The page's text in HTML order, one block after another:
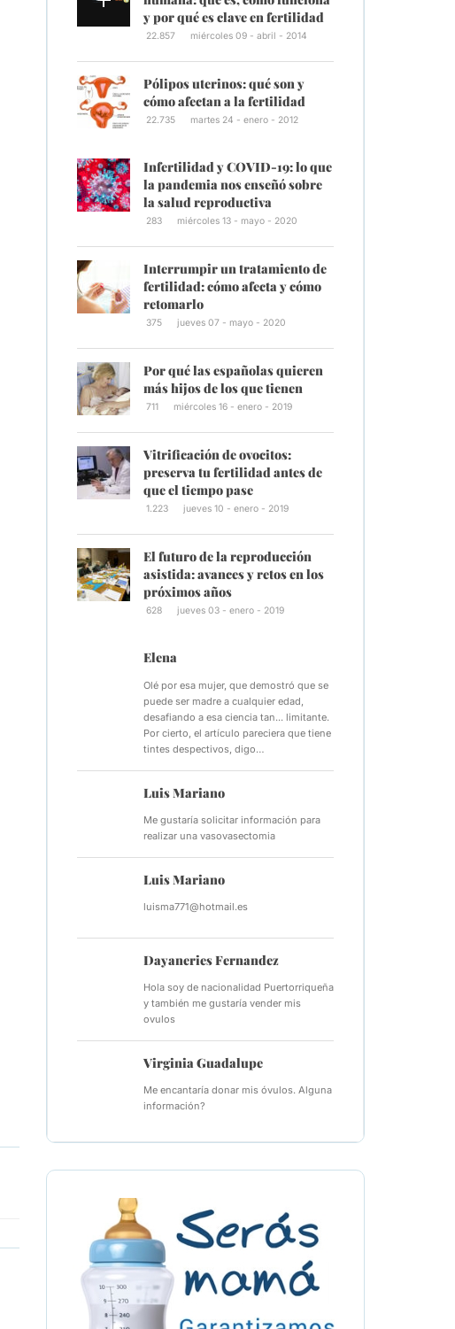
y por qué es clave en fertilidad
22.857 miércoles 09 - abril - 2014
Pólipos uterinos: qué son y
cómo afectan a la fertilidad
22.735 martes 24 - enero - 2012
Infertilidad y COVID-19: lo que
la pandemia nos enseñó sobre
la salud reproductiva
283 miércoles 13 - mayo - 2020
Interrumpir un tratamiento de
fertilidad: cómo afecta y cómo
retomarlo
375 jueves 07 - mayo - 2020
Por qué las españolas quieren
más hijos de los que tienen
711 miércoles 16 - enero - 2019
Vitrificación de ovocitos:
preserva tu fertilidad antes de
que el tiempo pase
1.223 jueves 10 - enero - 2019
El futuro de la reproducción
asistida: avances y retos en los
próximos años
628 jueves 03 - enero - 2019
Elena
Olé por esa mujer, que demostró que se
puede ser madre a cualquier edad,
desafiando a esa ciencia tan... limitante.
Por cierto, el artículo pareciera que tiene
tintes despectivos, digo…
Luis Mariano
Me gustaría solicitar información para
realizar una vasovasectomia
Luis Mariano
luisma771@hotmail.es
Dayaneries Fernandez
Hola soy de nacionalidad Puertorriqueña
y también me gustaría vender mis
ovulos
Virginia Guadalupe
Me encantaría donar mis óvulos. Alguna
información?